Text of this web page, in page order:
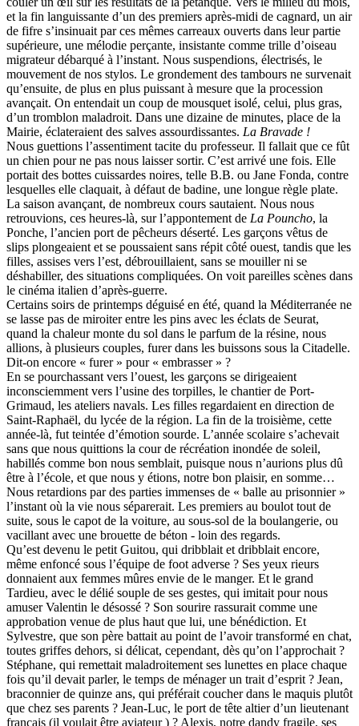
et la fin languissante d’un des premiers après-midi de cagnard, un air
de fifre s’insinuait par ces mêmes carreaux ouverts dans leur partie
supérieure, une mélodie perçante, insistante comme trille d’oiseau
migrateur débarqué à l’instant. Nous suspendions, électrisés, le
mouvement de nos stylos. Le grondement des tambours ne survenait
qu’ensuite, de plus en plus puissant à mesure que la procession
avançait. On entendait un coup de mousquet isolé, celui, plus gras,
d’un tromblon maladroit. Dans une dizaine de minutes, place de la
Mairie, éclateraient des salves assourdissantes. La Bravade !
Nous guettions l’assentiment tacite du professeur. Il fallait que ce fût
un chien pour ne pas nous laisser sortir. C’est arrivé une fois. Elle
portait des bottes cuissardes noires, telle B.B. ou Jane Fonda, contre
lesquelles elle claquait, à défaut de badine, une longue règle plate.
La saison avançant, de nombreux cours sautaient. Nous nous
retrouvions, ces heures-là, sur l’appontement de La Pouncho, la
Ponche, l’ancien port de pêcheurs déserté. Les garçons vêtus de
slips plongeaient et se poussaient sans répit côté ouest, tandis que les
filles, assises vers l’est, débrouillaient, sans se mouiller ni se
déshabiller, des situations compliquées. On voit pareilles scènes dans
le cinéma italien d’après-guerre.
Certains soirs de printemps déguisé en été, quand la Méditerranée ne
se lasse pas de miroiter entre les pins avec les éclats de Seurat,
quand la chaleur monte du sol dans le parfum de la résine, nous
allions, à plusieurs couples, furer dans les buissons sous la Citadelle.
Dit-on encore « furer » pour « embrasser » ?
En se pourchassant vers l’ouest, les garçons se dirigeaient
inconsciemment vers l’usine des torpilles, le chantier de Port-
Grimaud, les ateliers navals. Les filles regardaient en direction de
Saint-Raphaël, du lycée de la région. La fin de la troisième, cette
année-là, fut teintée d’émotion sourde. L’année scolaire s’achevait
sans que nous quittions la cour de récréation inondée de soleil,
habillés comme bon nous semblait, puisque nous n’aurions plus dû
être à l’école, et que nous y étions, notre bon plaisir, en somme…
Nous retardions par des parties immenses de « balle au prisonnier »
l’instant où la vie nous séparerait. Les premiers au boulot tout de
suite, sous le capot de la voiture, au sous-sol de la boulangerie, ou
vacillant avec une brouette de béton - loin des regards.
Qu’est devenu le petit Guitou, qui dribblait et dribblait encore,
même enfoncé sous l’équipe de foot adverse ? Ses yeux rieurs
donnaient aux femmes mûres envie de le manger. Et le grand
Tardieu, avec le délié souple de ses gestes, qui imitait pour nous
amuser Valentin le désossé ? Son sourire rassurait comme une
approbation venue de plus haut que lui, une bénédiction. Et
Sylvestre, que son père battait au point de l’avoir transformé en chat,
toutes griffes dehors, si délicat, cependant, dès qu’on l’approchait ?
Stéphane, qui remettait maladroitement ses lunettes en place chaque
fois qu’il devait parler, le temps de ménager un trait d’esprit ? Jean,
braconnier de quinze ans, qui préférait coucher dans le maquis plutôt
que chez ses parents ? Jean-Luc, le port de tête altier d’un lieutenant
français (il voulait être aviateur ) ? Alexis, notre dandy fragile, ses